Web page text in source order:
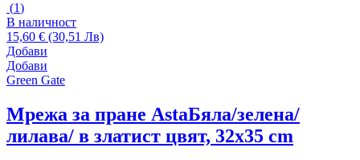
(1)
В наличност
15,60 € (30,51 Лв)
Добави
Добави
Green Gate
Мрежа за пране AstaБяла/зелена/
лилава/ в златист цвят, 32x35 cm